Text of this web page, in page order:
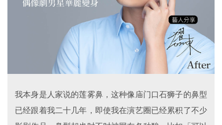
我本身是人家说的莲雾鼻，这种像庙门口石狮子的鼻型
已经跟着我二十几年，即使我在演艺圈已经累积了不少